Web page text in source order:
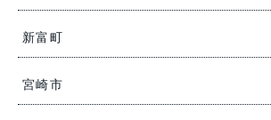
新富町
宮崎市